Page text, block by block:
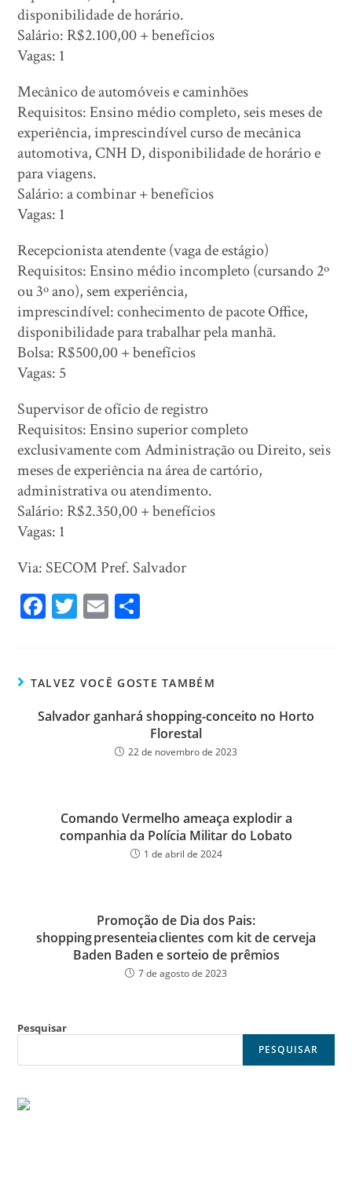
disponibilidade de horário.
Salário: R$2.100,00 + benefícios
Vagas: 1
Mecânico de automóveis e caminhões
Requisitos: Ensino médio completo, seis meses de
experiência, imprescindível curso de mecânica
automotiva, CNH D, disponibilidade de horário e
para viagens.
Salário: a combinar + benefícios
Vagas: 1
Recepcionista atendente (vaga de estágio)
Requisitos: Ensino médio incompleto (cursando 2º
ou 3º ano), sem experiência,
imprescindível: conhecimento de pacote Office,
disponibilidade para trabalhar pela manhã.
Bolsa: R$500,00 + benefícios
Vagas: 5
Supervisor de ofício de registro
Requisitos: Ensino superior completo
exclusivamente com Administração ou Direito, seis
meses de experiência na área de cartório,
administrativa ou atendimento.
Salário: R$2.350,00 + benefícios
Vagas: 1
Via: SECOM Pref. Salvador
Fa
ok
T
er
E
TALVEZ VOCÊ GOSTE TAMBÉM
Salvador ganhará shopping-conceito no Horto
Florestal
22 de novembro de 2023
Comando Vermelho ameaça explodir a
companhia da Polícia Militar do Lobato
1 de abril de 2024
Promoção de Dia dos Pais:
shopping presenteia clientes com kit de cerveja
Baden Baden e sorteio de prêmios
7 de agosto de 2023
Pesquisar
PESQUISAR